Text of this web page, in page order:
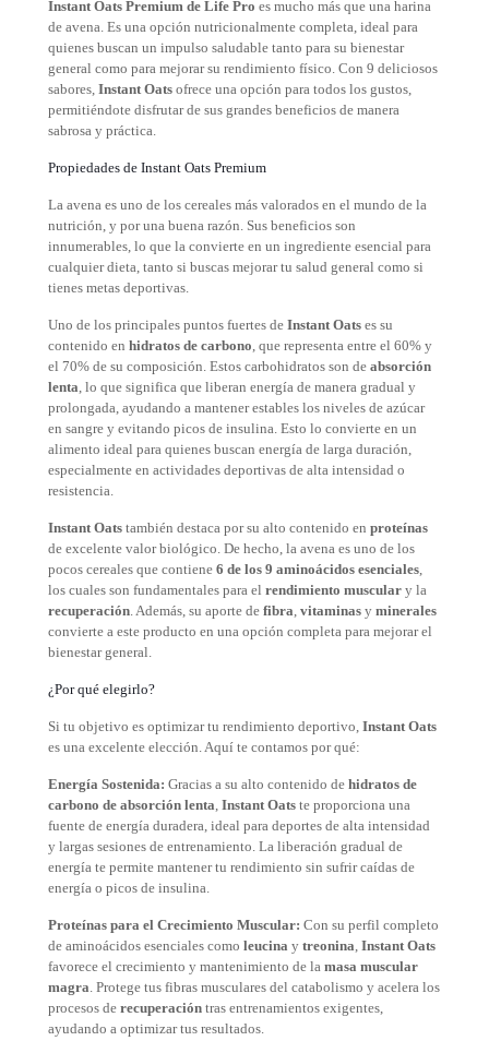
Instant Oats Premium de Life Pro es mucho más que una harina
de avena. Es una opción nutricionalmente completa, ideal para
quienes buscan un impulso saludable tanto para su bienestar
general como para mejorar su rendimiento físico. Con 9 deliciosos
sabores,Instant Oats ofrece una opción para todos los gustos,
permitiéndote disfrutar de sus grandes beneficios de manera
sabrosa y práctica.
Propiedades de Instant Oats Premium
La avena es uno de los cereales más valorados en el mundo de la
nutrición, y por una buena razón. Sus beneficios son
innumerables, lo que la convierte en un ingrediente esencial para
cualquier dieta, tanto si buscas mejorar tu salud general como si
tienes metas deportivas.
Uno de los principales puntos fuertes deInstant Oats es su
contenido enhidratos de carbono, que representa entre el 60% y
el 70% de su composición. Estos carbohidratos son deabsorción
lenta, lo que significa que liberan energía de manera gradual y
prolongada, ayudando a mantener estables los niveles de azúcar
en sangre y evitando picos de insulina. Esto lo convierte en un
alimento ideal para quienes buscan energía de larga duración,
especialmente en actividades deportivas de alta intensidad o
resistencia.
Instant Oats también destaca por su alto contenido enproteínas
de excelente valor biológico. De hecho, la avena es uno de los
pocos cereales que contiene6 de los 9 aminoácidos esenciales,
los cuales son fundamentales para elrendimiento muscular y la
recuperación. Además, su aporte defibra,vitaminas yminerales
convierte a este producto en una opción completa para mejorar el
bienestar general.
¿Por qué elegirlo?
Si tu objetivo es optimizar tu rendimiento deportivo,Instant Oats
es una excelente elección. Aquí te contamos por qué:
Energía Sostenida: Gracias a su alto contenido dehidratos de
carbono de absorción lenta,Instant Oats te proporciona una
fuente de energía duradera, ideal para deportes de alta intensidad
y largas sesiones de entrenamiento. La liberación gradual de
energía te permite mantener tu rendimiento sin sufrir caídas de
energía o picos de insulina.
Proteínas para el Crecimiento Muscular: Con su perfil completo
de aminoácidos esenciales comoleucina ytreonina,Instant Oats
favorece el crecimiento y mantenimiento de lamasa muscular
magra. Protege tus fibras musculares del catabolismo y acelera los
procesos derecuperación tras entrenamientos exigentes,
ayudando a optimizar tus resultados.